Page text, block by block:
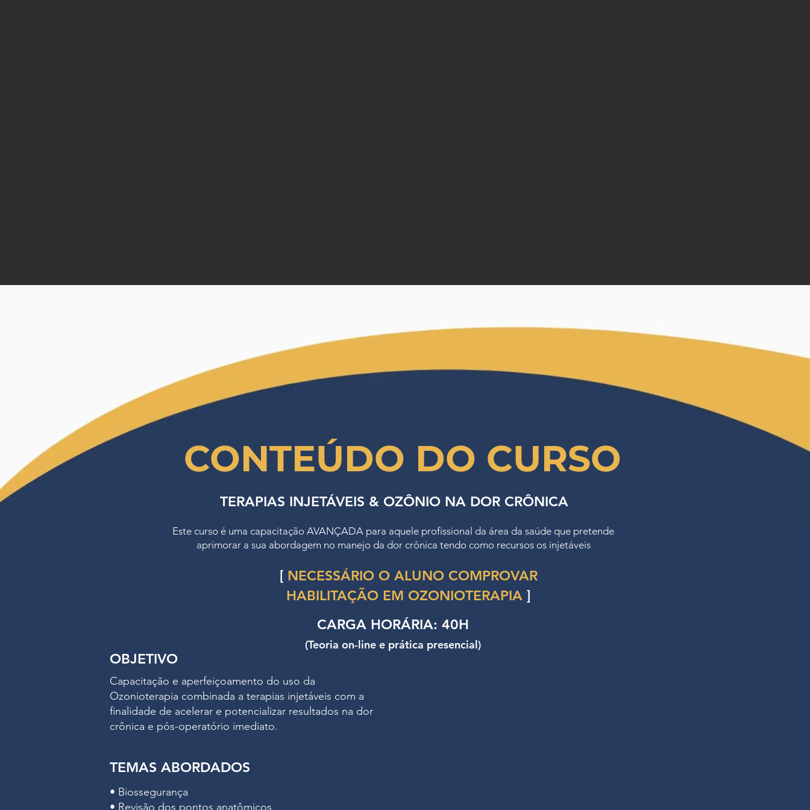
Este curso é uma capacitação AVANÇADA para aquele profissional da área da saúde que pretende
aprimorar a sua abordagem no manejo da dor crônica tendo como recursos os injetáveis
[NECESSÁRIO O ALUNO COMPROVAR
HABILITAÇÃO EM OZONIOTERAPIA ]
OBJETIVO
CARGA HORÁRIA: 40H
(Teoria on-line e prática presencial)
Capacitação e aperfeiçoamento do uso da
Ozonioterapia combinada a terapias injetáveis com a
finalidade de acelerar e potencializar resultados na dor
crônica e pós-operatório imediato.
TEMAS ABORDADOS
• Biossegurança
• Revisão dos pontos anatômicos
CONTEÚDO DO CURSO
TERAPIAS INJETÁVEIS & OZÔNIO NA DOR CRÔNICA